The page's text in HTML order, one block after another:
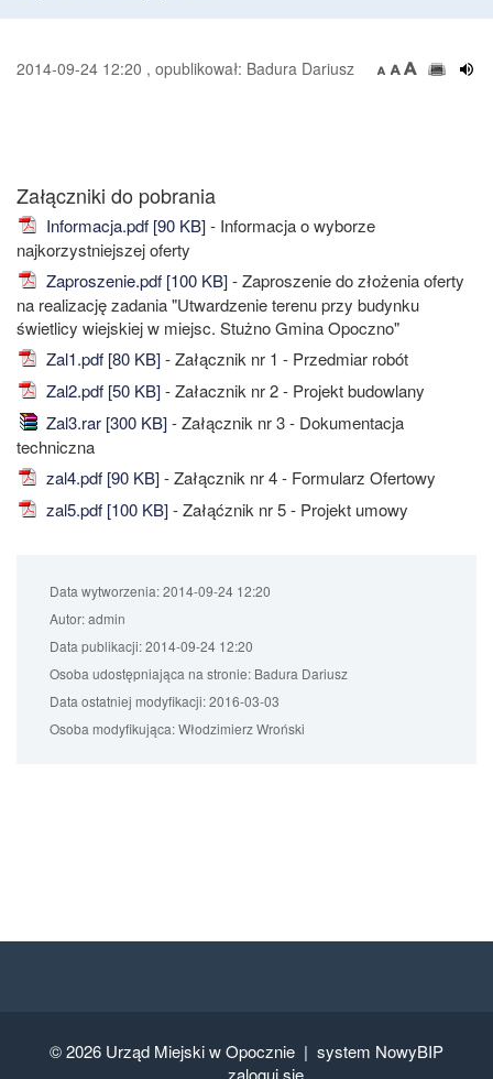
2014-09-24 12:20 , opublikował: Badura Dariusz
Załączniki do pobrania
Informacja.pdf [90 KB]- Informacja o wyborze
najkorzystniejszej oferty
Zaproszenie.pdf [100 KB]- Zaproszenie do złożenia oferty
na realizację zadania "Utwardzenie terenu przy budynku
świetlicy wiejskiej w miejsc. Stużno Gmina Opoczno"
Zal1.pdf [80 KB]- Załącznik nr 1 - Przedmiar robót
Zal2.pdf [50 KB]- Załacznik nr 2 - Projekt budowlany
Zal3.rar [300 KB]- Załącznik nr 3 - Dokumentacja
techniczna
zal4.pdf [90 KB]- Załącznik nr 4 - Formularz Ofertowy
zal5.pdf [100 KB]- Załąćznik nr 5 - Projekt umowy
Data wytworzenia:2014-09-24 12:20
Autor:admin
Data publikacji:2014-09-24 12:20
Osoba udostępniająca na stronie: Badura Dariusz
Data ostatniej modyfikacji:2016-03-03
Osoba modyfikująca:Włodzimierz Wroński
© 2026 Urząd Miejski w Opocznie | system NowyBIP
zaloguj się